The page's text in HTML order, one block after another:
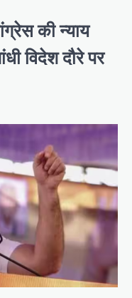
की न्याय
विदेश दौरे पर